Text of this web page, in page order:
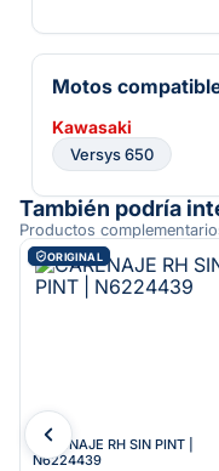
Motos
Kawasaki
Versys 650
También podría
Productos
ORIGINAL
TVS
CARENAJE RH SIN PINT |
N6224439